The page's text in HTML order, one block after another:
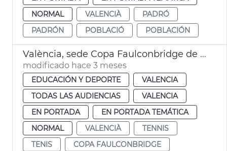
NORMAL
VALENCIÀ
PADRÓ
PADRÓN
POBLACIÓ POBLACIÓN
València, sede Copa Faulconbridge de tenis
modificado hace 3 meses
EDUCACIÓN Y DEPORTE
VALENCIA
TODAS LAS AUDIENCIAS
VALENCIA
EN PORTADA
EN PORTADA TEMÁTICA
NORMAL
VALENCIÀ
TENNIS
TENIS
COPA FAULCONBRIDGE